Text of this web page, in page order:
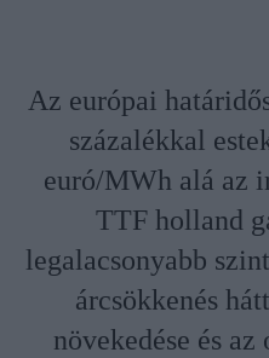
Az európai
százalékkal
euró/MWh alá az
TTF holland
legalacsonyabb
árcsökkenés
növekedése és